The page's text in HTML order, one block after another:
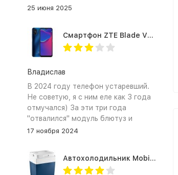
25 июня 2025
Смартфон ZTE Blade V2020 Smart 64 Гб синий
Владислав
В 2024 году телефон устаревший.
Не советую, я с ним еле как 3 года
отмучался) За эти три года
"отвалился" модуль блютуз и
сканер отпечатка пальца
17 ноября 2024
Автохолодильник Mobicool MV26 AC/DC